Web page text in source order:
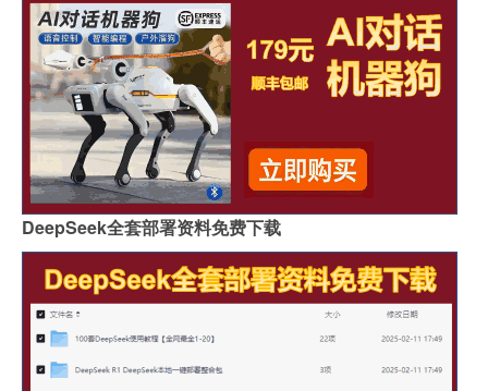
DeepSeek全套部署资料免费下载